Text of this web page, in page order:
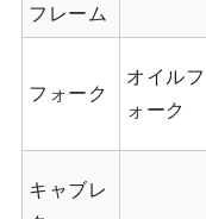
フレーム
フォーク
オイルフ
ォーク
キャブレ